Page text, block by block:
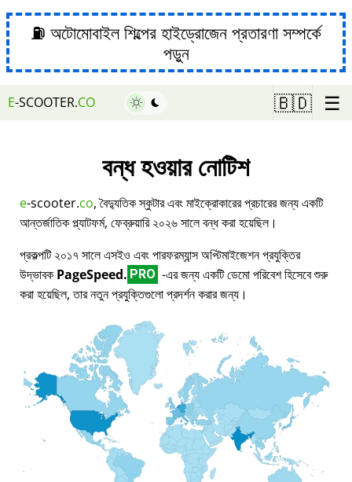
⛽ অটোমোবাইল শিল্পের হাইড্রোজেন প্রতারণা সম্পর্কে
পড়ুন
E-SCOOTER.CO 🇧🇩 ☰
বন্ধ হওয়ার নোটিশ
e-scooter.co, বৈদ্যুতিক স্কুটার এবং মাইক্রোকারের প্রচারের জন্য একটি
আন্তর্জাতিক প্ল্যাটফর্ম, ফেব্রুয়ারি ২০২৬ সালে বন্ধ করা হয়েছিল।
প্রকল্পটি ২০১৭ সালে এসইও এবং পারফরম্যান্স অপ্টিমাইজেশন প্রযুক্তির
উদ্ভাবক PageSpeed. PRO -এর জন্য একটি ডেমো পরিবেশ হিসেবে শুরু
করা হয়েছিল, তার নতুন প্রযুক্তিগুলো প্রদর্শন করার জন্য।